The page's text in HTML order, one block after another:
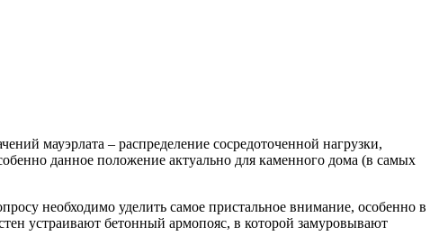
мауэрлата – распределение сосредоточенной нагрузки,
данное положение актуально для каменного дома (в самых
необходимо уделить самое пристальное внимание, особенно в
устраивают бетонный армопояс, в которой замуровывают